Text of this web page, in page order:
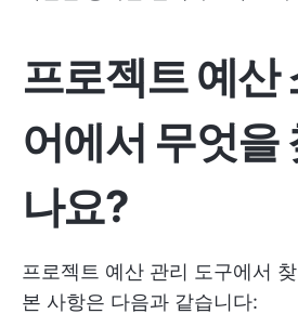
프로젝트 예산
어에서 무엇을
나요?
프로젝트 예산 관리 도구에서
본 사항은 다음과 같습니다: